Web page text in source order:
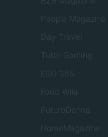
People Magazine
Day Travel
Tutto Gaming
ESG 365
Food Wiki
FuturoDonna
HomeMagazine